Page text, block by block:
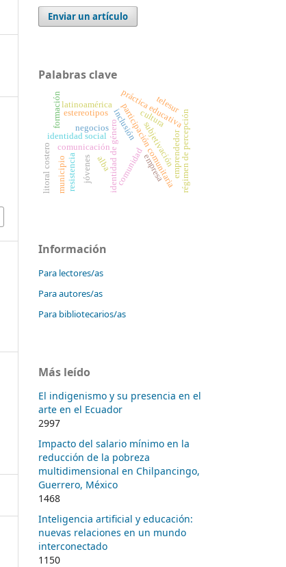
Enviar un artículo
Palabras clave
identidad de género
comunicación
estereotipos cultura
inclusión
participación comunitaria
jóvenes comunidad
práctica educativa
resistencia régimen de percepción
subjetivación
identidad social emprendedor
negocios
formación
empresa
alba
telesur
latinoamérica
litoral costero municipio
Información
Para lectores/as
Para autores/as
Para bibliotecarios/as
Más leído
El indigenismo y su presencia en el
arte en el Ecuador
2997
Impacto del salario mínimo en la
reducción de la pobreza
multidimensional en Chilpancingo,
Guerrero, México
1468
Inteligencia artificial y educación:
nuevas relaciones en un mundo
interconectado
1150